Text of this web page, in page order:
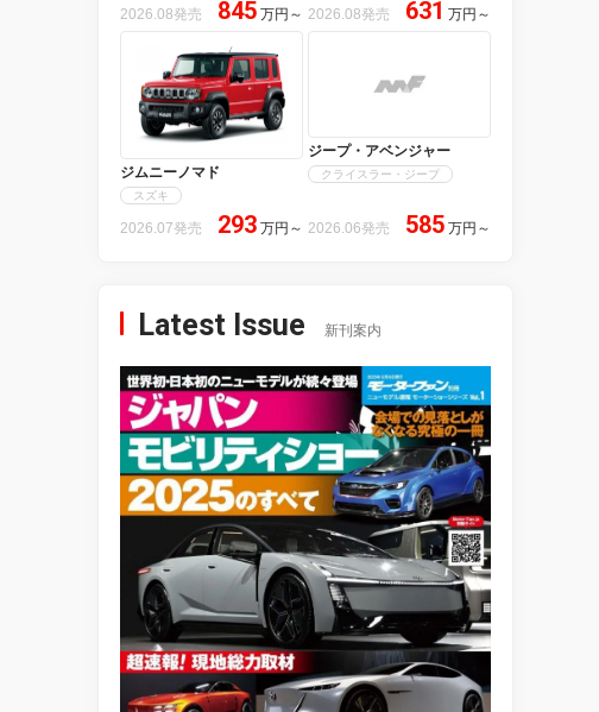
2026.08発売 845 万円 ～ 2026.08発売 631 万円 ～
ジムニーノマド
スズキ
2026.07発売 293 万円 ～
ジープ・アベンジャー
クライスラー・ジープ
2026.06発売 585 万円 ～
Latest Issue 新刊案内